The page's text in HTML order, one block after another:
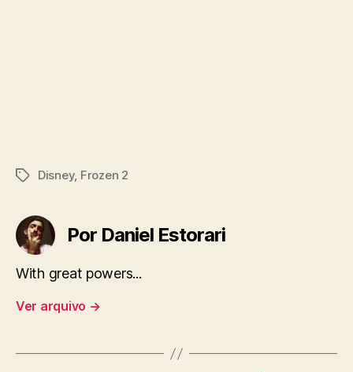
TagsDisney, Frozen 2
Por Daniel Estorari
With great powers...
Ver arquivo →